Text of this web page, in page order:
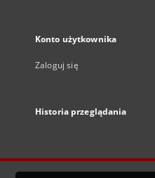
Konto użytkownika
Zaloguj się
Historia przeglądania